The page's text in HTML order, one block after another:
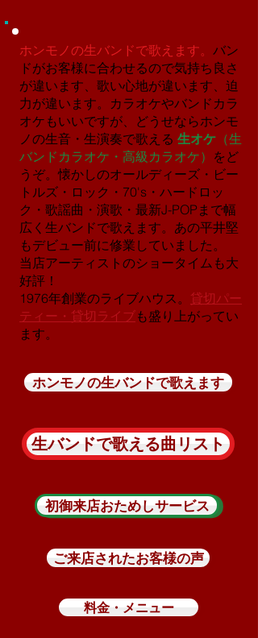
ホンモノの生バンドで歌えます。 バン
ドがお客様に合わせるので気持ち良さ
が違います、歌い心地が違います、迫
力が違います。カラオケやバンドカラ
オケもいいですが、どうせならホンモ
ノの生音・生演奏で歌える 生オケ （生
バンドカラオケ・高級カラオケ） をど
うぞ。懐かしのオールディーズ・ビー
トルズ・ロック・70's・ハードロッ
ク・歌謡曲・演歌・最新J-POPまで幅
広く生バンドで歌えます。あの平井堅
もデビュー前に修業していました。
当店アーティストのショータイムも大
好評！
​1976年創業のライブハウス。 貸切パー
ティー・貸切ライブも盛り上がってい
ます。
ホンモノの生バンドで歌えます
生バンドで歌える曲リスト
初御来店おためしサービス
ご来店されたお客様の声
料金・メニュー